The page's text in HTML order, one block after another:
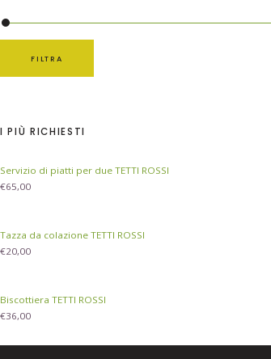
FILTRA
I PIÙ RICHIESTI
Servizio di piatti per due TETTI ROSSI
€65,00
Tazza da colazione TETTI ROSSI
€20,00
Biscottiera TETTI ROSSI
€36,00